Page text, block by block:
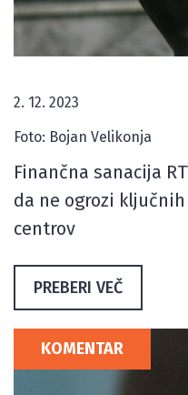
2. 12. 2023
Foto: Bojan Velikonja
Finančna sanacija
da ne ogrozi
centrov
PREBERI VEČ
KOMENTAR